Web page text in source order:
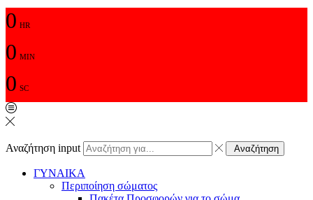
0 HR
0 MIN
0 SC
Αναζήτηση input Αναζήτηση
ΓΥΝΑΙΚΑ
Περιποίηση σώματος